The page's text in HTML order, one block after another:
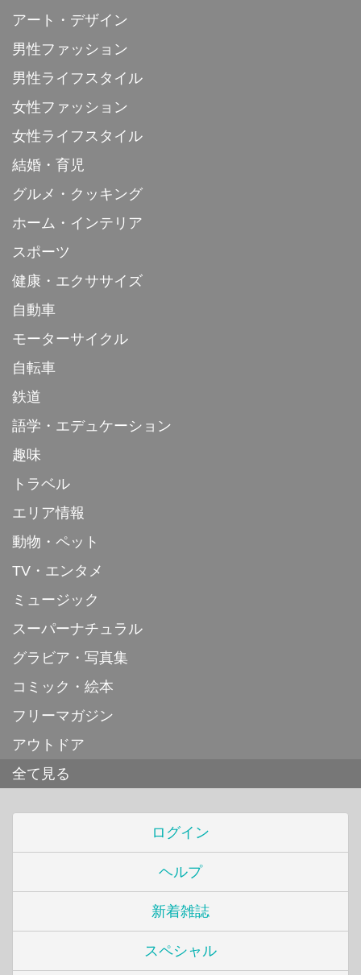
アート・デザイン
男性ファッション
男性ライフスタイル
女性ファッション
女性ライフスタイル
結婚・育児
グルメ・クッキング
ホーム・インテリア
スポーツ
健康・エクササイズ
自動車
モーターサイクル
自転車
鉄道
語学・エデュケーション
趣味
トラベル
エリア情報
動物・ペット
TV・エンタメ
ミュージック
スーパーナチュラル
グラビア・写真集
コミック・絵本
フリーマガジン
アウトドア
全て見る
ログイン
ヘルプ
新着雑誌
スペシャル